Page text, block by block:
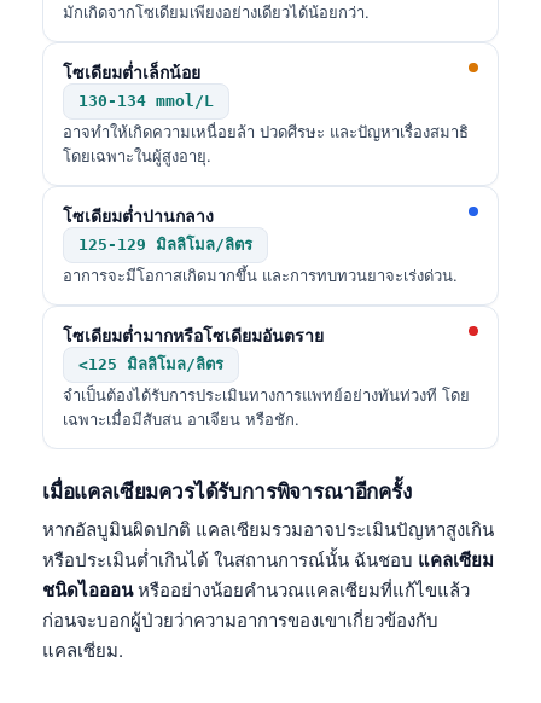
มักเกิดจากโซเดียมเพียงอย่างเดียวได้น้อยกว่า.
โซเดียมต่ำเล็กน้อย
130-134 mmol/L
อาจทำให้เกิดความเหนื่อยล้า ปวดศีรษะ และปัญหาเรื่องสมาธิ
โดยเฉพาะในผู้สูงอายุ.
โซเดียมต่ำปานกลาง
125-129 มิลลิโมล/ลิตร
อาการจะมีโอกาสเกิดมากขึ้น และการทบทวนยาจะเร่งด่วน.
โซเดียมต่ำมากหรือโซเดียมอันตราย
<125 มิลลิโมล/ลิตร
จำเป็นต้องได้รับการประเมินทางการแพทย์อย่างทันท่วงที โดย
เฉพาะเมื่อมีสับสน อาเจียน หรือชัก.
เมื่อแคลเซียมควรได้รับการพิจารณาอีกครั้ง
หากอัลบูมินผิดปกติ แคลเซียมรวมอาจประเมินปัญหาสูงเกิน
หรือประเมินต่ำเกินได้ ในสถานการณ์นั้น ฉันชอบ แคลเซียม
ชนิดไอออนหรืออย่างน้อยคำนวณแคลเซียมที่แก้ไขแล้ว
ก่อนจะบอกผู้ป่วยว่าความอาการของเขาเกี่ยวข้องกับ
แคลเซียม.
سنڌي
සිංහල
Galego
Latviešu valoda
Euskara
Occitan
Монгол
Basa Jawa
Cebuano
ئۇيغۇرچە
Кыргызча